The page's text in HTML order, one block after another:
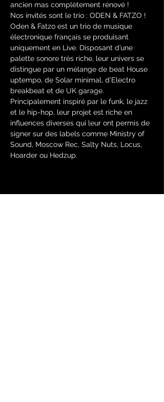
ancien mas complètement rénové !
Nos invités sont le trio : ODEN & FATZO !
Oden & Fatzo est un trio de musique
électronique français se produisant
uniquement en Live. Disposant d’une
palette sonore très riche, leur univers se
distingue par un mélange de beat House
uptempo, de Solar minimal, d’Electro
breakbeat et de UK garage.
Principalement inspiré par le funk, le jazz
et le hip-hop, leur projet est riche en
influences diverses qui leur ont permis de
signer sur des labels comme Ministry of
Sound, Moscow Rec, Salty Nuts, Locus,
Hoarder ou Hedzup.